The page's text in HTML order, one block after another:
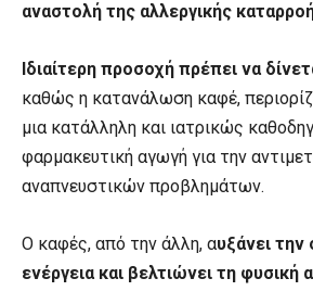
αναστολή της αλλεργικής
Ιδιαίτερη προσοχή πρέπει να
καθώς η κατανάλωση καφέ,
μια κατάλληλη και ιατρικώς
φαρμακευτική αγωγή για την
αναπνευστικών προβλημάτων.
Ο καφές, από την άλλη, αυξάνει
ενέργεια και βελτιώνει τη φυσική